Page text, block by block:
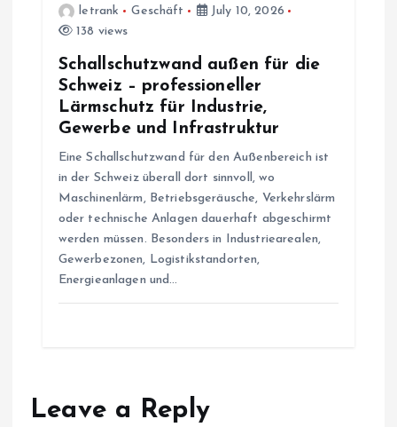
letrank Geschäft
July 10, 2026
138 views
Schallschutzwand außen für die
Schweiz – professioneller
Lärmschutz für Industrie,
Gewerbe und Infrastruktur
Eine Schallschutzwand für den Außenbereich ist
in der Schweiz überall dort sinnvoll, wo
Maschinenlärm, Betriebsgeräusche, Verkehrslärm
oder technische Anlagen dauerhaft abgeschirmt
werden müssen. Besonders in Industriearealen,
Gewerbezonen, Logistikstandorten,
Energieanlagen und…
Leave a Reply